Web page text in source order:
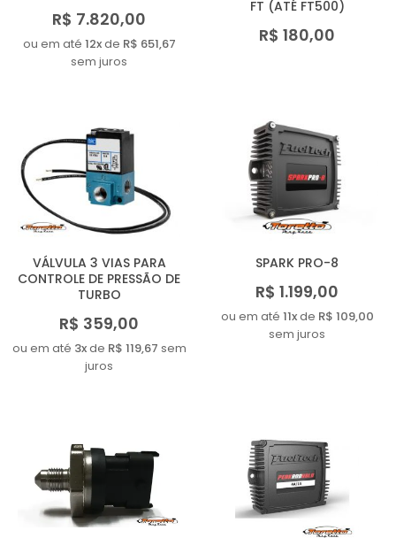
R$ 7.820,00
ou em até 12xde R$ 651,67
sem juros
FT (ATÉ FT500)
R$ 180,00
VÁLVULA 3 VIAS PARA
CONTROLE DE PRESSÃO DE
TURBO
R$ 359,00
ou em até 3xde R$ 119,67 sem
juros
SPARK PRO-8
R$ 1.199,00
ou em até 11xde R$ 109,00
sem juros